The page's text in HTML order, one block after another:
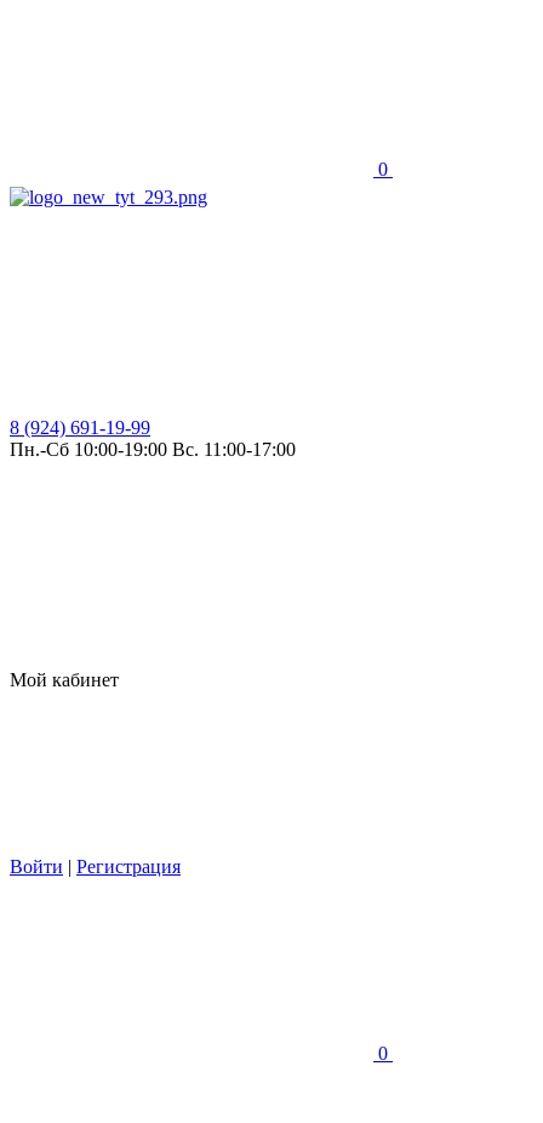
0
8 (924) 691-19-99
Пн.-Сб 10:00-19:00 Вс. 11:00-17:00
Мой кабинет
Войти | Регистрация
0